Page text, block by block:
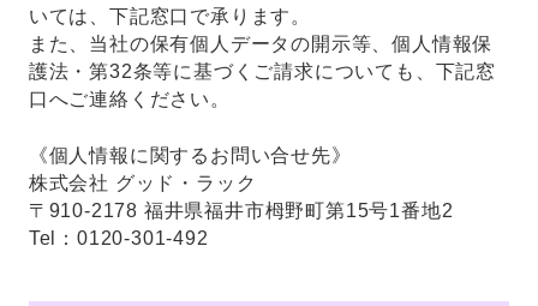
いては、下記窓口で承ります。
また、当社の保有個人データの開示等、個人情報保
護法・第32条等に基づくご請求についても、下記窓
口へご連絡ください。
《個人情報に関するお問い合せ先》
株式会社 グッド・ラック
〒910-2178 福井県福井市栂野町第15号1番地2
Tel：0120-301-492